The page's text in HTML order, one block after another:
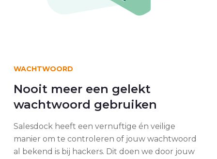
WACHTWOORD
Nooit meer een gelekt
wachtwoord gebruiken
Salesdock heeft een vernuftige én veilige
manier om te controleren of jouw wachtwoord
al bekend is bij hackers. Dit doen we door jouw